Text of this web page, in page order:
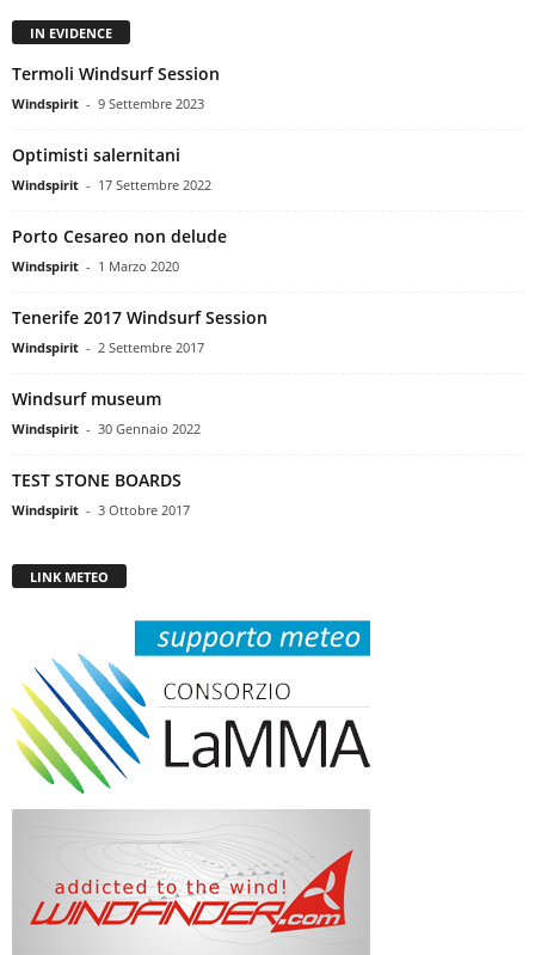
IN EVIDENCE
Termoli Windsurf Session
Windspirit - 9 Settembre 2023
Optimisti salernitani
Windspirit - 17 Settembre 2022
Porto Cesareo non delude
Windspirit - 1 Marzo 2020
Tenerife 2017 Windsurf Session
Windspirit - 2 Settembre 2017
Windsurf museum
Windspirit - 30 Gennaio 2022
TEST STONE BOARDS
Windspirit - 3 Ottobre 2017
LINK METEO